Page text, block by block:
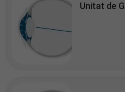
Unitat de